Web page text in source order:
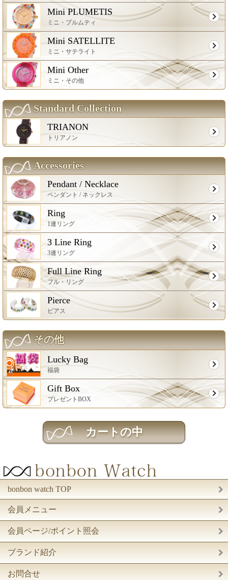
Mini PLUMETIS
ミニ・プルムティ
Mini SATELLITE
ミニ・サテライト
Mini Other
ミニ・その他
Standard Collection
TRIANON
トリアノン
Accessories
Pendant / Necklace
ペンダント / ネックレス
Ring
1連リング
3 Line Ring
3連リング
Full Line Ring
フル・リング
Pierce
ピアス
その他
Lucky Bag
福袋
Gift Box
プレゼントBOX
bonbon watch TOP
会員メニュー
会員ページ/ポイント照会
ブランド紹介
お問合せ